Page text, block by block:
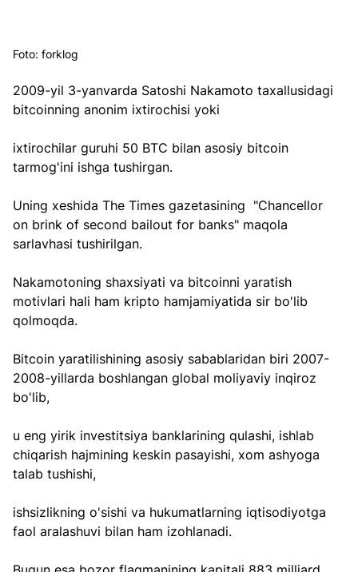
Foto: forklog
2009-yil 3-yanvarda Satoshi Nakamoto taxallusidagi
bitcoinning anonim ixtirochisi yoki
ixtirochilar guruhi 50 BTC bilan asosiy bitcoin
tarmog'ini ishga tushirgan.
Uning xeshida The Times gazetasining  "Chancellor
on brink of second bailout for banks" maqola
sarlavhasi tushirilgan.
Nakamotoning shaxsiyati va bitcoinni yaratish
motivlari hali ham kripto hamjamiyatida sir bo'lib
qolmoqda.
Bitcoin yaratilishining asosiy sabablaridan biri 2007-
2008-yillarda boshlangan global moliyaviy inqiroz
bo'lib,
u eng yirik investitsiya banklarining qulashi, ishlab
chiqarish hajmining keskin pasayishi, xom ashyoga
talab tushishi,
ishsizlikning o'sishi va hukumatlarning iqtisodiyotga
faol aralashuvi bilan ham izohlanadi.